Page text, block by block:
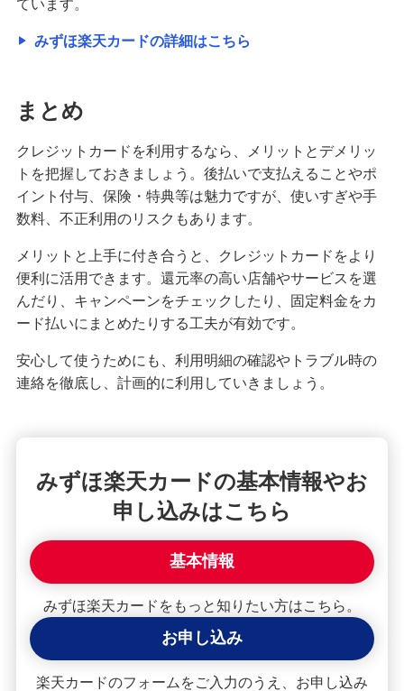
ています。
みずほ楽天カードの詳細はこちら
まとめ
クレジットカードを利用するなら、メリットとデメリッ
トを把握しておきましょう。後払いで支払えることやポ
イント付与、保険・特典等は魅力ですが、使いすぎや手
数料、不正利用のリスクもあります。
メリットと上手に付き合うと、クレジットカードをより
便利に活用できます。還元率の高い店舗やサービスを選
んだり、キャンペーンをチェックしたり、固定料金をカ
ード払いにまとめたりする工夫が有効です。
安心して使うためにも、利用明細の確認やトラブル時の
連絡を徹底し、計画的に利用していきましょう。
みずほ楽天カードの基本情報やお
申し込みはこちら
基本情報
みずほ楽天カードをもっと知りたい方はこちら。
お申し込み
楽天カードのフォームをご入力のうえ、お申し込み